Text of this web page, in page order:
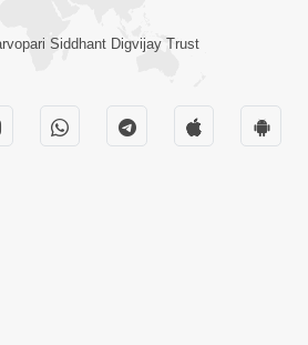
કારણ દેહભાવ | SMVS
| Anadimukta Gyan
Siddhant Digvijay Trust